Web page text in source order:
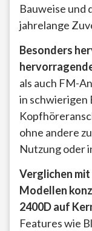
Bauweise und
jahrelange
Besonders
als auch FM-
in schwierigen
ohne andere
Nutzung oder
Verglichen
Modellen
2400D auf
Features wie